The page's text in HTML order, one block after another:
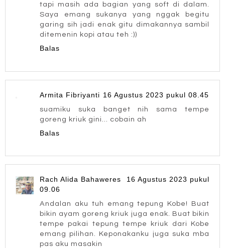
tapi masih ada bagian yang soft di dalam.
Saya emang sukanya yang nggak begitu
garing sih jadi enak gitu dimakannya sambil
ditemenin kopi atau teh :))
Balas
Armita Fibriyanti 16 Agustus 2023 pukul 08.45
suamiku suka banget nih sama tempe
goreng kriuk gini... cobain ah
Balas
Rach Alida Bahaweres
16 Agustus 2023 pukul
09.06
Andalan aku tuh emang tepung Kobe! Buat
bikin ayam goreng kriuk juga enak. Buat bikin
tempe pakai tepung tempe kriuk dari Kobe
emang pilihan. Keponakanku juga suka mba
pas aku masakin